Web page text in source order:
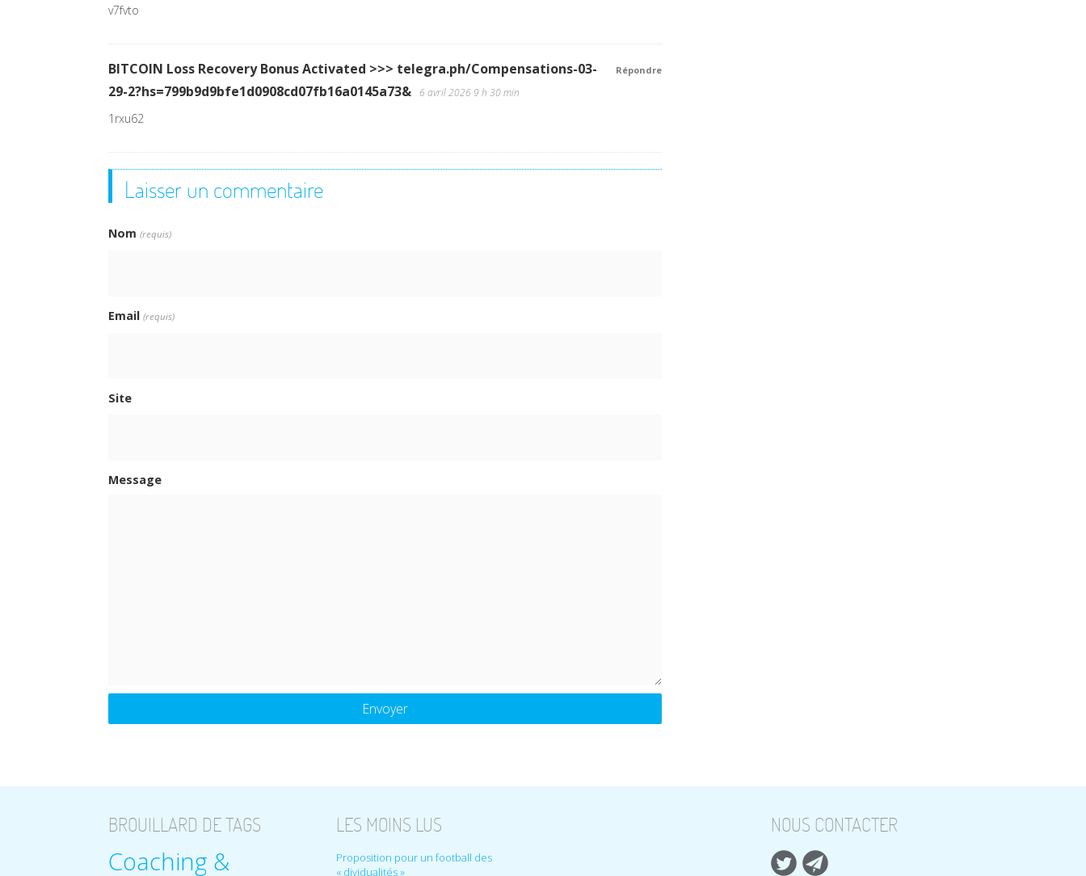
v7fvto
Répondre
BITCOIN Loss Recovery Bonus Activated >>> telegra.ph/Compensations-03-
29-2?hs=799b9d9bfe1d0908cd07fb16a0145a73&
6 avril 2026 9 h 30 min
1rxu62
Laisser un commentaire
Nom(requis)
Email(requis)
Site
Message
BROUILLARD DE TAGS
Coaching &
LES MOINS LUS
Proposition pour un football des
« dividualités »
NOUS CONTACTER